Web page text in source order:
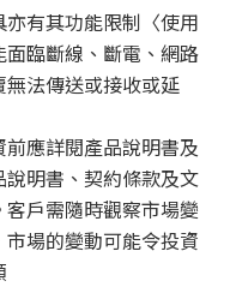
有其功能限制〈使用
臨斷線、斷電、網路
法傳送或接收或延
應詳閱產品說明書及
明書、契約條款及文
戶需隨時觀察市場變
場的變動可能令投資